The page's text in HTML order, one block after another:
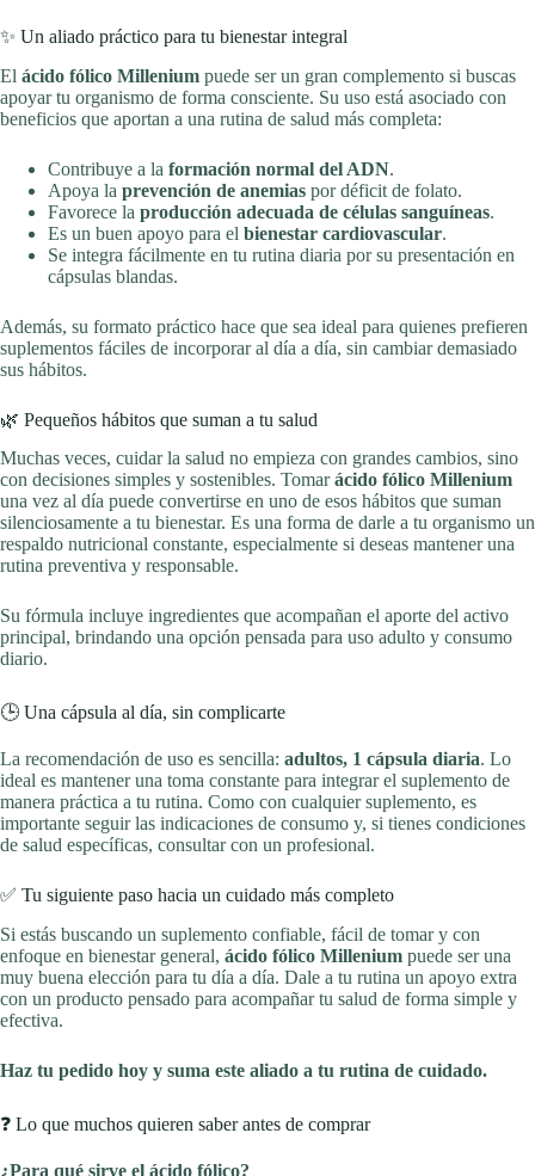
✨ Un aliado práctico para tu bienestar integral
El ácido fólico Millenium puede ser un gran complemento si buscas
apoyar tu organismo de forma consciente. Su uso está asociado con
beneficios que aportan a una rutina de salud más completa:
Contribuye a la formación normal del ADN.
Apoya la prevención de anemias por déficit de folato.
Favorece la producción adecuada de células sanguíneas.
Es un buen apoyo para el bienestar cardiovascular.
Se integra fácilmente en tu rutina diaria por su presentación en
cápsulas blandas.
Además, su formato práctico hace que sea ideal para quienes prefieren
suplementos fáciles de incorporar al día a día, sin cambiar demasiado
sus hábitos.
🌿 Pequeños hábitos que suman a tu salud
Muchas veces, cuidar la salud no empieza con grandes cambios, sino
con decisiones simples y sostenibles. Tomarácido fólico Millenium
una vez al día puede convertirse en uno de esos hábitos que suman
silenciosamente a tu bienestar. Es una forma de darle a tu organismo un
respaldo nutricional constante, especialmente si deseas mantener una
rutina preventiva y responsable.
Su fórmula incluye ingredientes que acompañan el aporte del activo
principal, brindando una opción pensada para uso adulto y consumo
diario.
🕒 Una cápsula al día, sin complicarte
La recomendación de uso es sencilla: adultos, 1 cápsula diaria. Lo
ideal es mantener una toma constante para integrar el suplemento de
manera práctica a tu rutina. Como con cualquier suplemento, es
importante seguir las indicaciones de consumo y, si tienes condiciones
de salud específicas, consultar con un profesional.
✅ Tu siguiente paso hacia un cuidado más completo
Si estás buscando un suplemento confiable, fácil de tomar y con
enfoque en bienestar general, ácido fólico Millenium puede ser una
muy buena elección para tu día a día. Dale a tu rutina un apoyo extra
con un producto pensado para acompañar tu salud de forma simple y
efectiva.
Haz tu pedido hoy y suma este aliado a tu rutina de cuidado.
❓ Lo que muchos quieren saber antes de comprar
¿Para qué sirve el ácido fólico?